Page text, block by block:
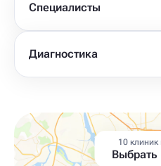
Специалисты
Диагностика
10
Выбрать